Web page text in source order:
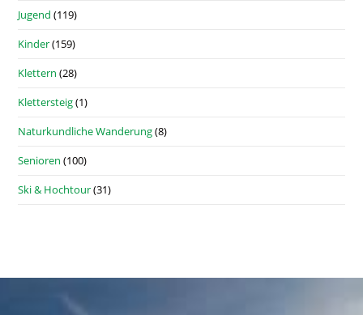
Jugend (119)
Kinder(159)
Klettern (28)
Klettersteig(1)
Naturkundliche Wanderung(8)
Senioren (100)
Ski & Hochtour(31)